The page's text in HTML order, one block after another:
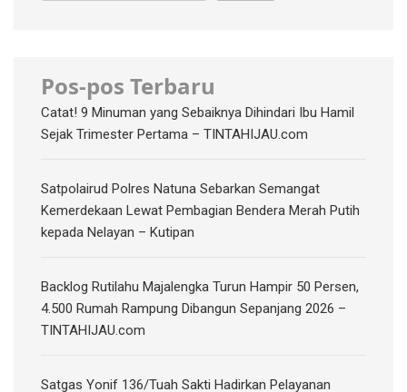
Pos-pos Terbaru
Catat! 9 Minuman yang Sebaiknya Dihindari Ibu Hamil
Sejak Trimester Pertama – TINTAHIJAU.com
Satpolairud Polres Natuna Sebarkan Semangat
Kemerdekaan Lewat Pembagian Bendera Merah Putih
kepada Nelayan – Kutipan
‎Backlog Rutilahu Majalengka Turun Hampir 50 Persen,
4.500 Rumah Rampung Dibangun Sepanjang 2026 –
TINTAHIJAU.com
Satgas Yonif 136/Tuah Sakti Hadirkan Pelayanan